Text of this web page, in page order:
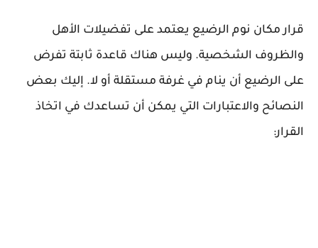
قرار مكان نوم الرضيع يعتمد على تفضيلات الأهل
والظروف الشخصية. وليس هناك قاعدة ثابتة تفرض
على الرضيع أن ينام في غرفة مستقلة أو لا. إليك بعض
النصائح والاعتبارات التي يمكن أن تساعدك في اتخاذ
القرار: